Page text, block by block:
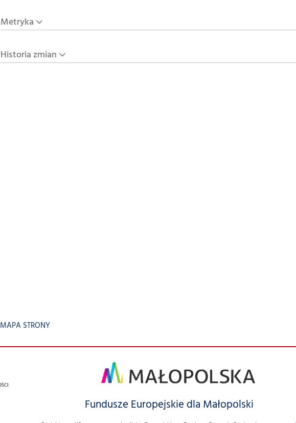
Metryka
Historia zmian
MAPA STRONY
Fundusze Europejskie dla Małopolski